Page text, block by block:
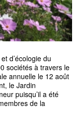
d’écologie du
sociétés à travers le
annuelle le 12 août
le Jardin
puisqu’il a été
de la